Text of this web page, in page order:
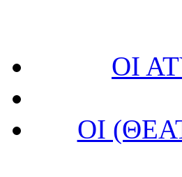
ΟΙ
ΟΙ